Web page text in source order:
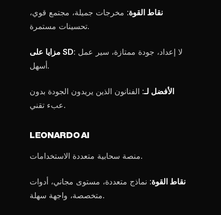
نقاط القوة: مخرجات جميلة، مجتمع قوي،
تحسينات مستمرة.
مزايا على SD: لا إعداد، جودة ممتازة، سير عمل
أسهل.
الأفضل لـ: الفنانون الذين يريدون الجودة بدون
عبء تقني.
LEONARDO AI
منصة سحابية متعددة الاستخدامات.
نقاط القوة: نماذج متعددة، مستوى مجاني، أدوات
متخصصة، واجهة سهلة.